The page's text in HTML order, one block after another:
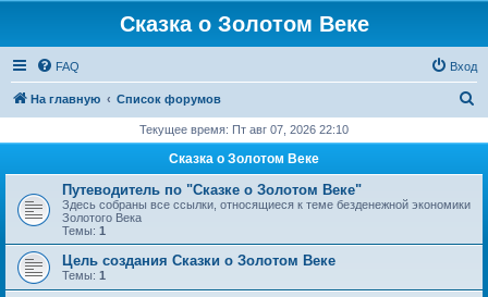
Сказка о Золотом Веке
FAQ Вход
На главную Список форумов
с
Текущее время: Пт авг 07, 2026 22:10
Сказка о Золотом Веке
Путеводитель по "Сказке о Золотом Веке"
Здесь собраны все ссылки, относящиеся к теме безденежной экономики
Золотого Века
Темы: 1
Цель создания Сказки о Золотом Веке
Темы: 1